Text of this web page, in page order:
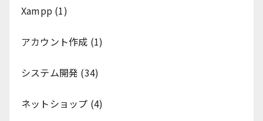
Xampp (1)
アカウント作成 (1)
システム開発 (34)
ネットショップ (4)